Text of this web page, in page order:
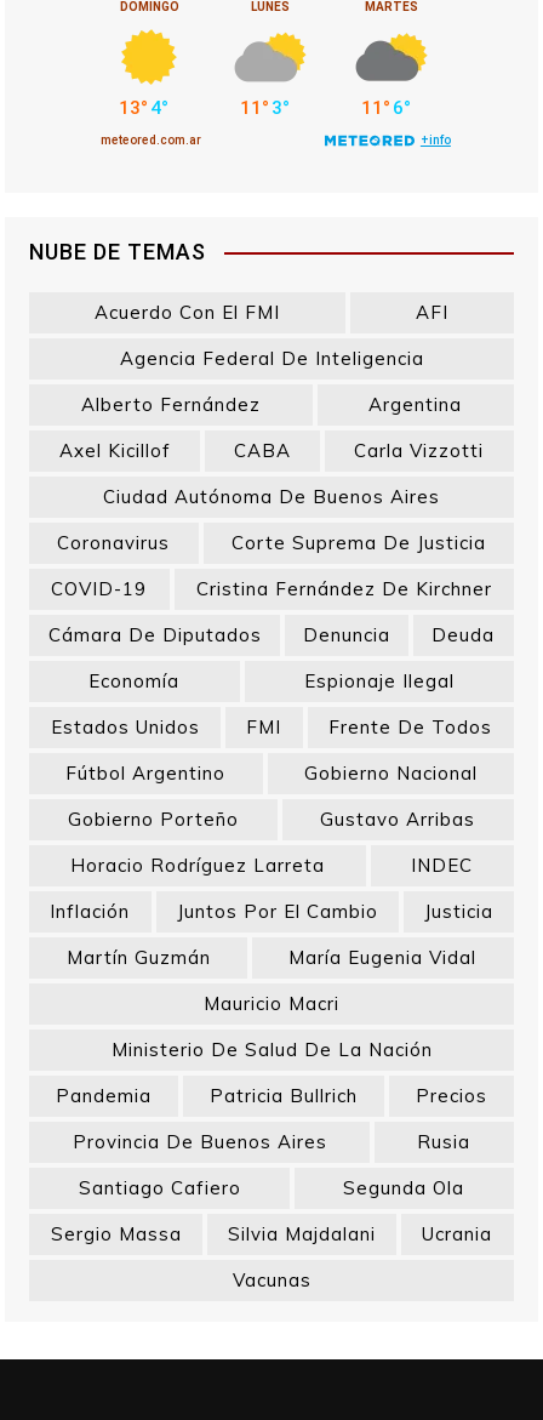
NUBE DE TEMAS
Acuerdo Con El FMI
AFI
Agencia Federal De Inteligencia
Alberto Fernández
Argentina
Axel Kicillof
CABA
Carla Vizzotti
Ciudad Autónoma De Buenos Aires
Coronavirus
Corte Suprema De Justicia
COVID-19
Cristina Fernández De Kirchner
Cámara De Diputados
Denuncia
Deuda
Economía
Espionaje Ilegal
Estados Unidos
FMI
Frente De Todos
Fútbol Argentino
Gobierno Nacional
Gobierno Porteño
Gustavo Arribas
Horacio Rodríguez Larreta
INDEC
Inflación
Juntos Por El Cambio
Justicia
Martín Guzmán
María Eugenia Vidal
Mauricio Macri
Ministerio De Salud De La Nación
Pandemia
Patricia Bullrich
Precios
Provincia De Buenos Aires
Rusia
Santiago Cafiero
Segunda Ola
Sergio Massa
Silvia Majdalani
Ucrania
Vacunas